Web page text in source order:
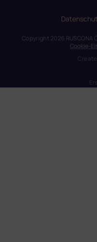
Copyright 2026
Cookie-